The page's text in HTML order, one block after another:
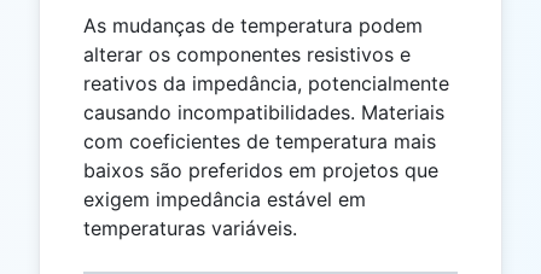
As mudanças de temperatura podem
alterar os componentes resistivos e
reativos da impedância, potencialmente
causando incompatibilidades. Materiais
com coeficientes de temperatura mais
baixos são preferidos em projetos que
exigem impedância estável em
temperaturas variáveis.